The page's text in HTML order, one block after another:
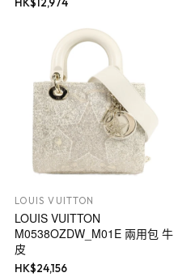
LOUIS VUITTON
LOUIS VUITTON
M0538OZDW_M01E 兩用包 牛
皮
HK$24,156